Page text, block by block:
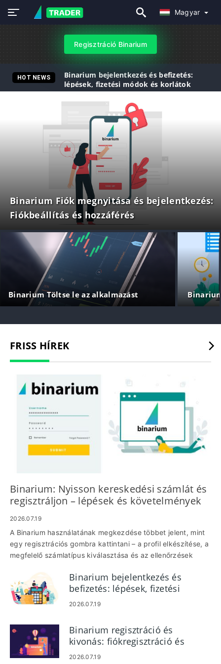
Magyar
Regisztráció Binarium
HOT NEWS
Binarium bejelentkezés és befizetés:
lépések, fizetési módok és korlátok
Binarium Fiók megnyitása és bejelentkezés:
Fiókbeállítás és hozzáférés
Binarium Töltse le az alkalmazást
FRISS HÍREK
Binarium: Nyisson kereskedési számlát és
regisztráljon – lépések és követelmények
2026.07.19
A Binarium használatának megkezdése többet jelent, mint
egy regisztrációs gombra kattintani – a profil elkészítése, a
megfelelő számlatípus kiválasztása és az ellenőrzések
egy rövid sorozatot: hozzon létre hitelesítő adatokat,
erősítse meg az e-mailt vagy a telefont, válasszon a demó
és az élő számlák között, és adja meg a személyazonosító
vagy kivenni. Ha ezeket a lépéseket előre megtervezi,
lerövidíti a beállási időt, és elkerüli a gyakori késéseket.
Készítsen elő egy érvényes állami személyazonosító
igazolványt, a lakcím igazolását és a platformmal
Binarium bejelentkezés és
befizetés: lépések, fizetési
módok és korlátok
2026.07.19
Binarium regisztráció és
kivonás: fiókregisztráció és
kivonás lépései
2026.07.19